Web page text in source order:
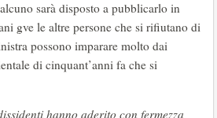
sarà disposto a pubblicarlo in
gve le altre persone che si rifiutano di
possono imparare molto dai
di cinquant’anni fa che si
hanno aderito con fermezza